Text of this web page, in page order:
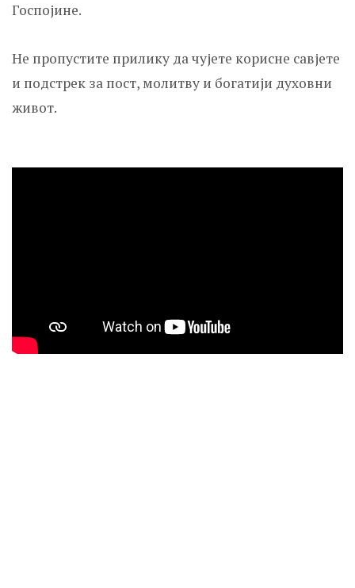
Госпојине.
Не пропустите прилику да чујете корисне савјете
и подстрек за пост, молитву и богатији духовни
живот.